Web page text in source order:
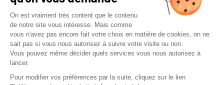
COUP DE CŒUR COUP DE CŒUR